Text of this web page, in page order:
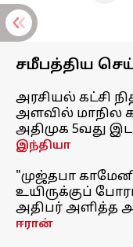
சமீபத்திய
அரசியல் கட்சி
அளவில் மாநில
அதிமுக 5வது
இந்தியா
"முஜ்தபா
உயிருக்குப்
அதிபர் அளித்த
ஈரான்